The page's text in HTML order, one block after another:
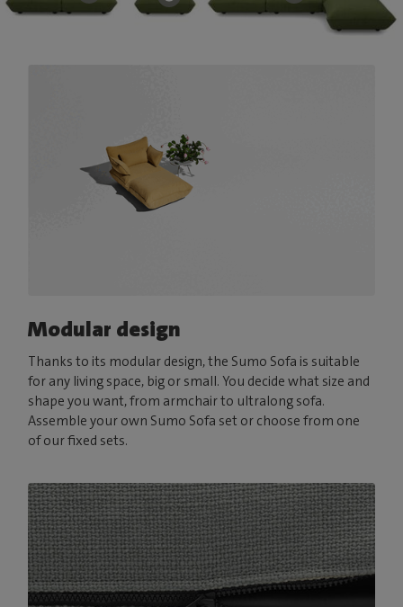
Modular design
Thanks to its modular design, the Sumo Sofa is suitable
for any living space, big or small. You decide what size and
shape you want, from armchair to ultralong sofa.
Assemble your own Sumo Sofa set or choose from one
of our fixed sets.